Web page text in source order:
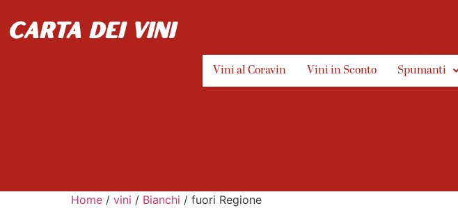
carta dei vini
Vini al Coravin Vini in Sconto Spumanti
Home / vini / Bianchi / fuori Regione